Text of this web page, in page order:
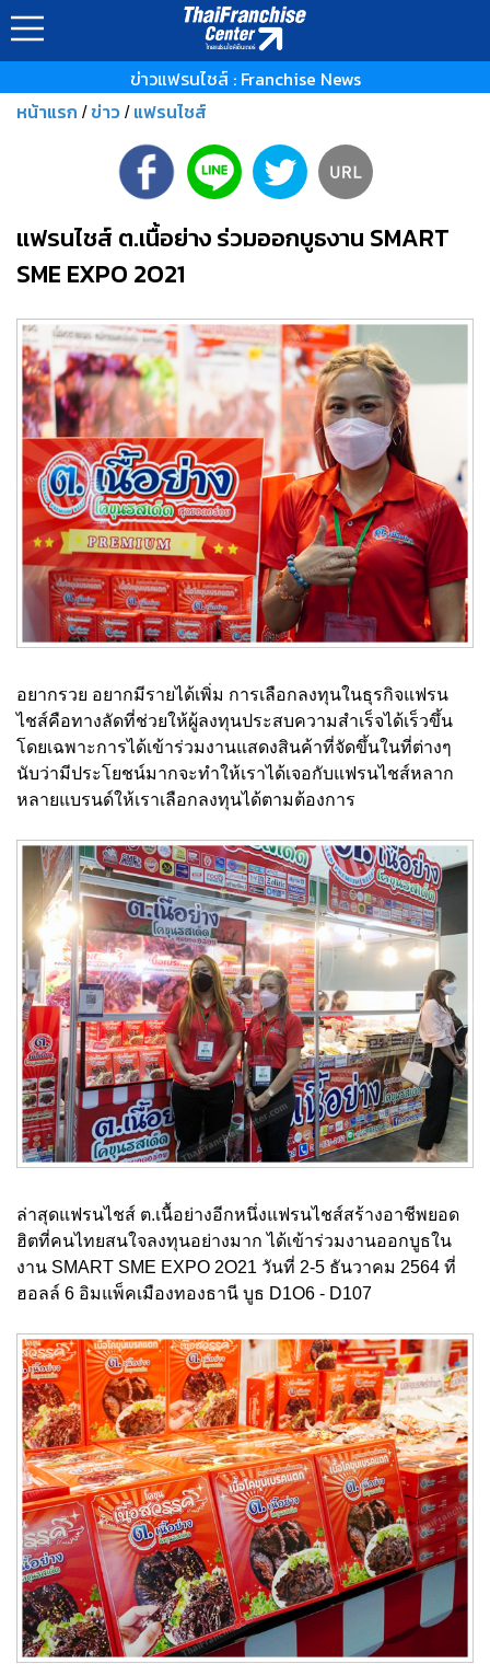
ข่าวแฟรนไชส์ : Franchise News
หน้าแรก / ข่าว / แฟรนไชส์
แฟรนไชส์ ต.เนื้อย่าง ร่วมออกบูธงาน SMART
SME EXPO 2O21
อยากรวย อยากมีรายได้เพิ่ม การเลือกลงทุนในธุรกิจแฟรน
ไชส์คือทางลัดที่ช่วยให้ผู้ลงทุนประสบความสำเร็จได้เร็วขึ้น
โดยเฉพาะการได้เข้าร่วมงานแสดงสินค้าที่จัดขึ้นในที่ต่างๆ
นับว่ามีประโยชน์มากจะทำให้เราได้เจอกับแฟรนไชส์หลาก
หลายแบรนด์ให้เราเลือกลงทุนได้ตามต้องการ
ล่าสุดแฟรนไชส์ ต.เนื้อย่างอีกหนึ่งแฟรนไชส์สร้างอาชีพยอด
ฮิตที่คนไทยสนใจลงทุนอย่างมาก ได้เข้าร่วมงานออกบูธใน
งาน SMART SME EXPO 2O21 วันที่ 2-5 ธันวาคม 2564 ที่
ฮอลล์ 6 อิมแพ็คเมืองทองธานี บูธ D1O6 - D107